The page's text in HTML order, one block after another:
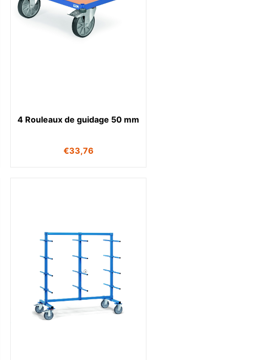
4 Rouleaux de guidage 50 mm
€33,76